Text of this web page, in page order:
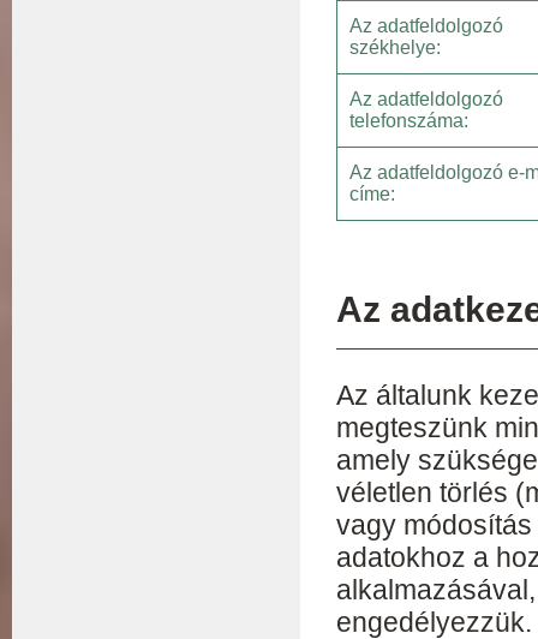
Az adatfeldolgozó
székhelye:
Az adatfeldolgozó
telefonszáma:
Az adatfeldolgozó e-
címe:
Az
Az általunk
megteszünk
amely
véletlen törlés
vagy
adatokhoz a
engedélyezzük.